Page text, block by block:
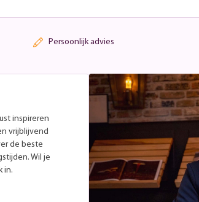
Persoonlijk advies
inspireren
vrijblijvend
de beste
Wil je
in.